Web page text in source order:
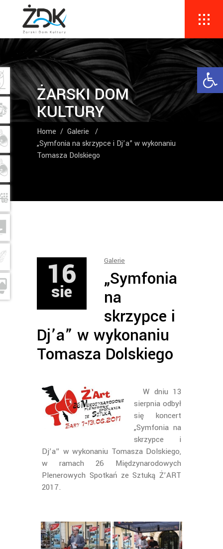
ŻARSKI DOM
KULTURY
Home / Galerie
/
„Symfonia na skrzypce i Dj’a” w wykonaniu
Tomasza Dolskiego
16
sie
Galerie
„Symfonia
na
skrzypce i
Dj’a” w wykonaniu
Tomasza Dolskiego
W dniu 13
sierpnia odbył
się koncert
„Symfonia na
skrzypce i
Dj’a” w wykonaniu Tomasza Dolskiego,
w ramach 26 Międzynarodowych
Plenerowych Spotkań ze Sztuką Ż’ART
2017.